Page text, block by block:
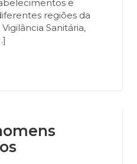
e
regiões da
Sanitária,